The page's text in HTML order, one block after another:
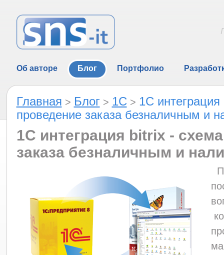
Об авторе Блог Портфолио
Главная > Блог > 1C > 1C
проведение заказа безналичным и
1C интеграция bitrix -
заказа безналичным и